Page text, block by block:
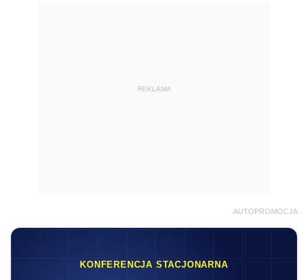
REKLAMA
AUTOPROMOCJA
KONFERENCJA STACJONARNA